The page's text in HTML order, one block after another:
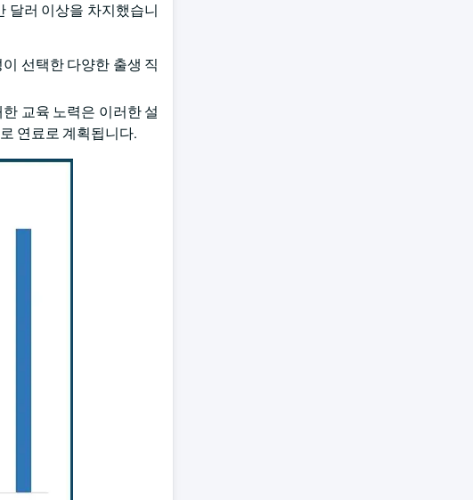
달러 이상을 차지했습니
선택한 다양한 출생 직
교육 노력은 이러한 설
연료로 계획됩니다.